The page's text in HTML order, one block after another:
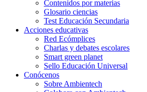
Contenidos por materias
Glosario ciencias
Test Educación Secundaria
Acciones educativas
Red Ecómplices
Charlas y debates escolares
Smart green planet
Sello Educación Universal
Conócenos
Sobre Ambientech